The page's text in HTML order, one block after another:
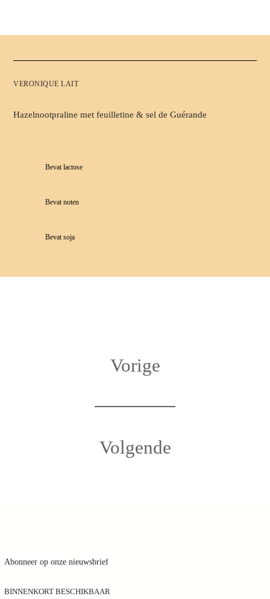
VERONIQUE LAIT
Hazelnootpraline met feuilletine & sel de Guérande
Bevat lactose
Bevat noten
Bevat soja
Vorige
Volgende
Abonneer op onze nieuwsbrief
BINNENKORT BESCHIKBAAR